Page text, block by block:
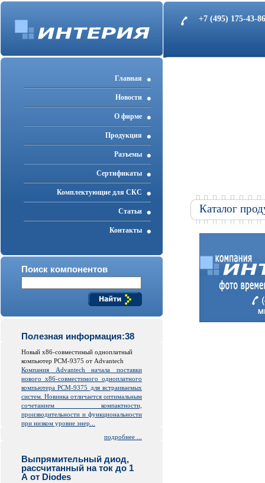
+7 (495) 175-43-
Главная
Новости
О фирме
Продукция
Разъемы
Cертификаты
Комплектующие для СКС
Статьи
Контакты
Поиск компонентов
Полезная информация:38
Новый x86-совместимый одноплатный
компьютер PCM-9375 от Advantech
Компания Advantech начала поставки
нового x86-совместимого одноплатного
компьютера PCM-9375 для встраиваемых
систем. Новинка отличается оптимальным
сочетанием компактности,
производительности и функциональности
при низком уровне энер...
подробнее ...
Выпрямительный диод,
рассчитанный на ток до 1
А от Diodes
Каталог